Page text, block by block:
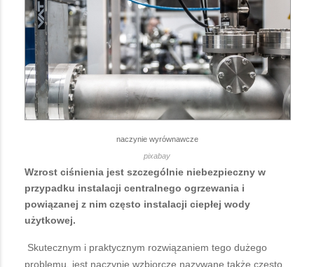
naczynie wyrównawcze
pixabay
Wzrost ciśnienia jest szczególnie niebezpieczny w
przypadku instalacji centralnego ogrzewania i
powiązanej z nim często instalacji ciepłej wody
użytkowej.
Skutecznym i praktycznym rozwiązaniem tego dużego
problemu, jest naczynie wzbiorcze nazywane także często